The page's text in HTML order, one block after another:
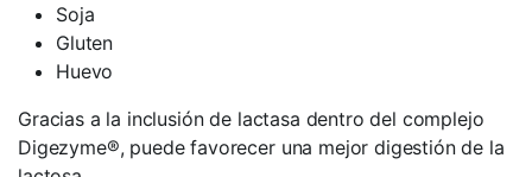
Soja
Gluten
Huevo
Gracias a la inclusión de lactasa dentro del complejo
Digezyme®, puede favorecer una mejor digestión de la